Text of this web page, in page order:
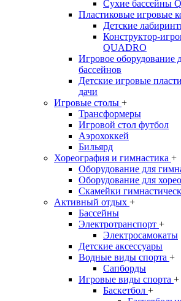
Сухие бассейны
Пластиковые игровые
Детские
Конструктор-
QUADRO
Игровое оборудование
бассейнов
Детские игровые
дачи
Игровые столы +
Трансформеры
Игровой стол футбол
Аэрохоккей
Бильярд
Хореография и гимнастика +
Оборудование для
Оборудование для
Скамейки
Активный отдых +
Бассейны
Электротранспорт +
Электросамокаты
Детские аксессуары
Водные виды спорта +
Сапборды
Игровые виды спорта +
Баскетбол +